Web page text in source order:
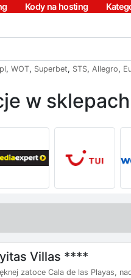
Kody na hosting
, WOT, Superbet, STS, Allegro,
w
Villas ****
zatoce Cala de las Playas,